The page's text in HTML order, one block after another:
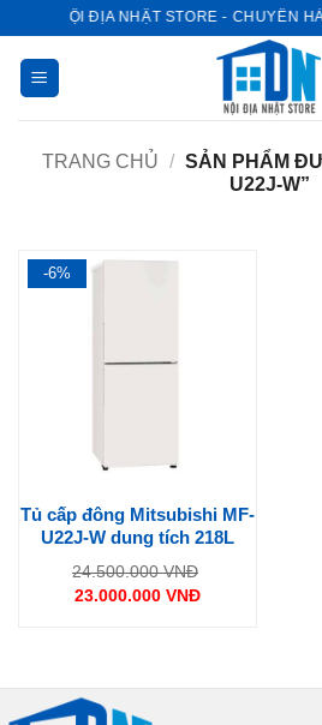
dung
NỘI ĐỊA NHẬT STORE - CHUYÊN
TRANG CHỦ / SẢN PHẨM
U22J-W”
-6%
Tủ cấp đông Mitsubishi MF-
U22J-W dung tích 218L
24.500.000VNĐ
23.000.000 VNĐ